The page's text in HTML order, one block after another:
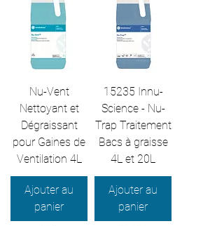
Nu-Vent
Nettoyant et
Dégraissant
pour Gaines de
Ventilation 4L
Ajouter au
panier
15235 Innu-
Science - Nu-
Trap Traitement
Bacs à graisse
4L et 20L
Ajouter au
panier